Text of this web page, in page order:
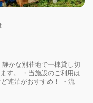
かな別荘地で一棟貸し切
す。 ・当施設のご利用は
連泊がおすすめ！ ・流